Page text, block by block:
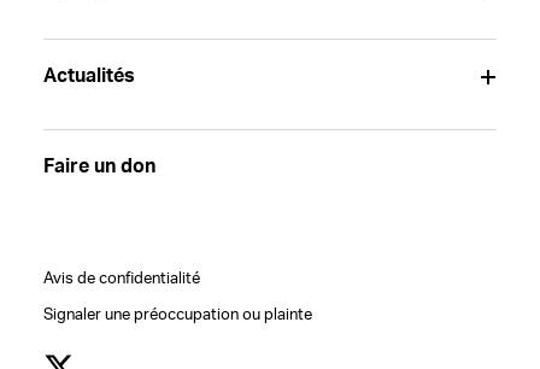
Actualités
Faire un don
Avis de confidentialité
Signaler une préoccupation ou plainte